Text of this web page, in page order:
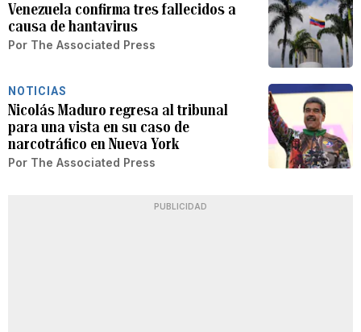
Venezuela confirma tres fallecidos a
causa de hantavirus
Por The Associated Press
NOTICIAS
Nicolás Maduro regresa al tribunal
para una vista en su caso de
narcotráfico en Nueva York
Por The Associated Press
PUBLICIDAD